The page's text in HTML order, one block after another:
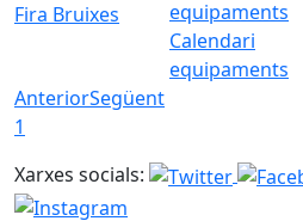
Fira Bruixes
Calendari
equipaments
AnteriorSegüent
1
Xarxes socials: